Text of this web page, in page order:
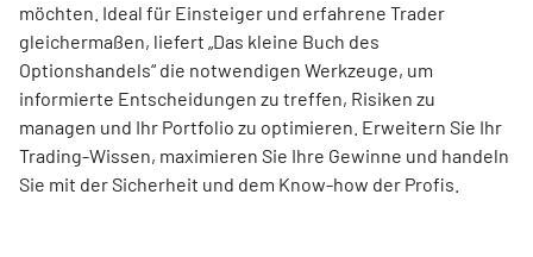
möchten. Ideal für Einsteiger und erfahrene Trader
gleichermaßen, liefert „Das kleine Buch des
Optionshandels“ die notwendigen Werkzeuge, um
informierte Entscheidungen zu treffen, Risiken zu
managen und Ihr Portfolio zu optimieren. Erweitern Sie Ihr
Trading-Wissen, maximieren Sie Ihre Gewinne und handeln
Sie mit der Sicherheit und dem Know-how der Profis.